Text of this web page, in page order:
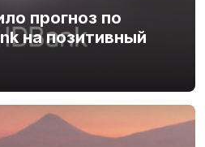
прогноз по
на позитивный